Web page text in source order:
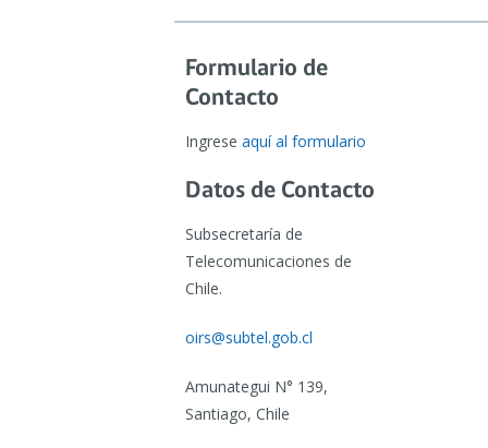
Formulario de
Contacto
Ingrese aquí al formulario
Datos de Contacto
Subsecretaría de
Telecomunicaciones de
Chile.
oirs@subtel.gob.cl
Amunategui N° 139,
Santiago, Chile